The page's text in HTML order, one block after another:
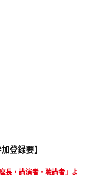
登録要】
長・講演者・聴講者」よ